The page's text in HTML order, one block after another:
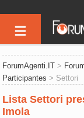
ForumAgenti.IT >
Participantes > Settori
Lista Settori
Imola